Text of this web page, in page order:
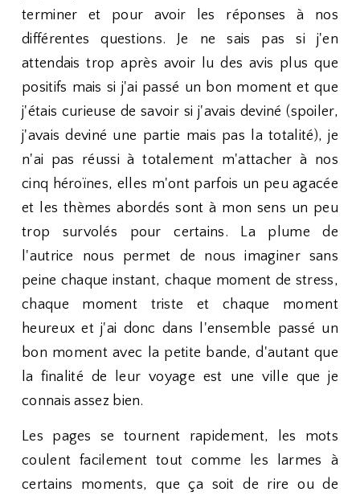
terminer et pour avoir les réponses à nos
différentes questions. Je ne sais pas si j'en
attendais trop après avoir lu des avis plus que
positifs mais si j'ai passé un bon moment et que
j'étais curieuse de savoir si j'avais deviné (spoiler,
j'avais deviné une partie mais pas la totalité), je
n'ai pas réussi à totalement m'attacher à nos
cinq héroïnes, elles m'ont parfois un peu agacée
et les thèmes abordés sont à mon sens un peu
trop survolés pour certains. La plume de
l'autrice nous permet de nous imaginer sans
peine chaque instant, chaque moment de stress,
chaque moment triste et chaque moment
heureux et j'ai donc dans l'ensemble passé un
bon moment avec la petite bande, d'autant que
la finalité de leur voyage est une ville que je
connais assez bien.
Les pages se tournent rapidement, les mots
coulent facilement tout comme les larmes à
certains moments, que ça soit de rire ou de